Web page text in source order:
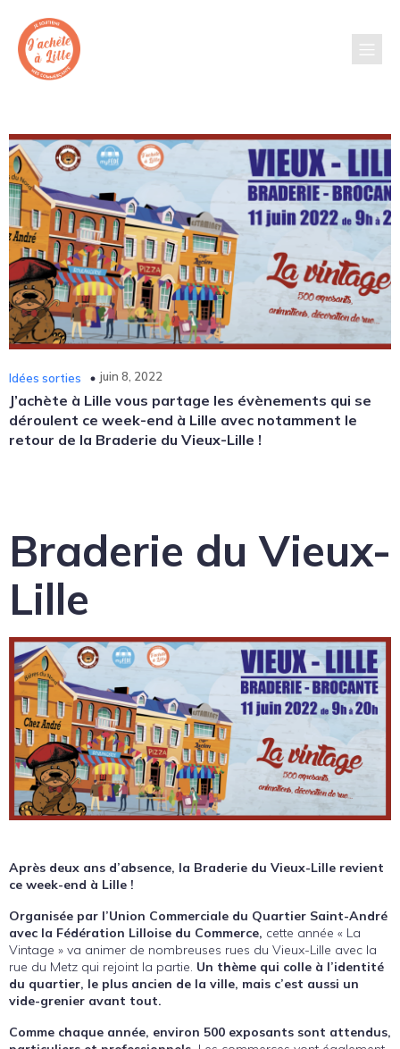
Idées sorties juin 8, 2022
J’achète à Lille vous partage les évènements qui se
déroulent ce week-end à Lille avec notamment le
retour de la Braderie du Vieux-Lille !
Braderie du Vieux-
Lille
Après deux ans d’absence, la Braderie du Vieux-Lille revient
ce week-end à Lille !
Organisée par l’Union Commerciale du Quartier Saint-André
avec la Fédération Lilloise du Commerce, cette année « La
Vintage » va animer de nombreuses rues du Vieux-Lille avec la
rue du Metz qui rejoint la partie. Un thème qui colle à l’identité
du quartier, le plus ancien de la ville, mais c’est aussi un
vide-grenier avant tout.
Comme chaque année, environ 500 exposants sont attendus,